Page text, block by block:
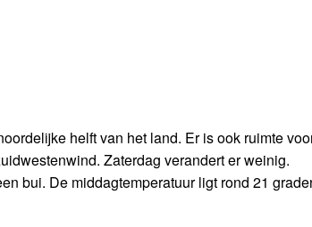
helft van het land. Er is ook ruimte
Zaterdag verandert er weinig.
bui. De middagtemperatuur ligt rond 21